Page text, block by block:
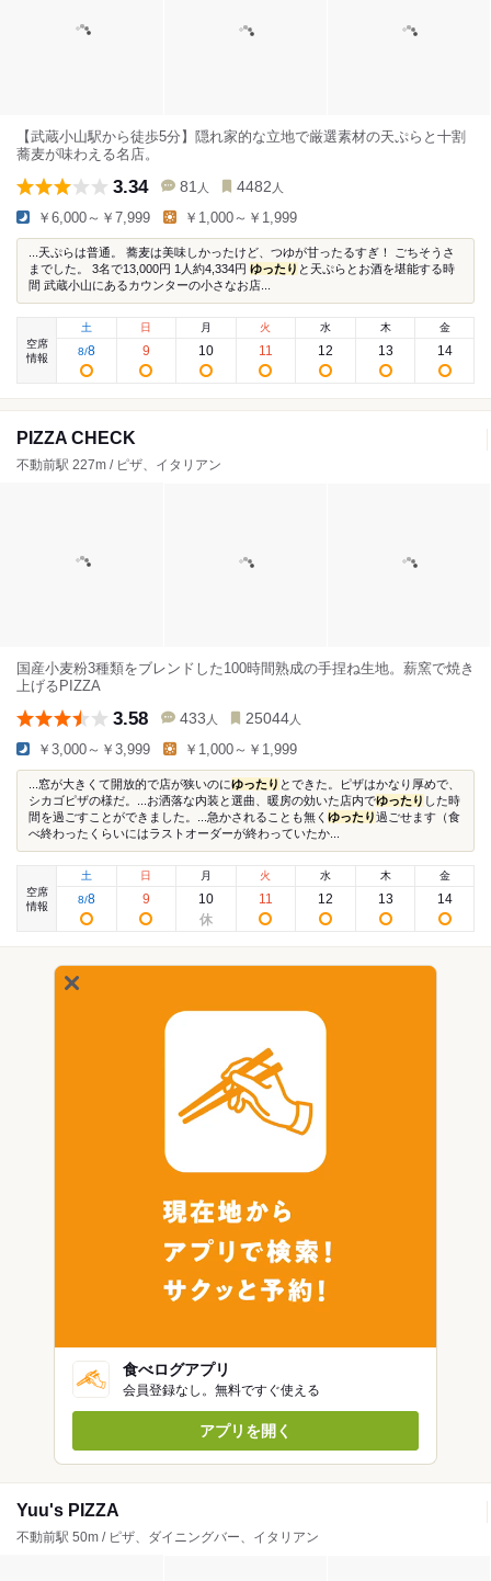
【武蔵小山駅から徒歩5分】隠れ家的な立地で厳選素材の天ぷらと十割
蕎麦が味わえる名店。
3.34 81 人 4482 人
￥6,000～￥7,999 ￥1,000～￥1,999
...天ぷらは普通。 蕎麦は美味しかったけど、つゆが甘ったるすぎ！ ごちそうさ
までした。 3名で13,000円 1人約4,334円 ゆったり と天ぷらとお酒を堪能する時
間 武蔵小山にあるカウンターの小さなお店...
空席
情報
土
8/8
日
9
月
10
火
11
水
12
木
13
金
14
PIZZA CHECK
不動前駅 227m / ピザ、イタリアン
国産小麦粉3種類をブレンドした100時間熟成の手捏ね生地。薪窯で焼き
上げるPIZZA
3.58 433 人 25044 人
￥3,000～￥3,999 ￥1,000～￥1,999
...窓が大きくて開放的で店が狭いのにゆったり とできた。ピザはかなり厚めで、
シカゴピザの様だ。...お洒落な内装と選曲、暖房の効いた店内でゆったり した時
間を過ごすことができました。...急かされることも無く ゆったり過ごせます（食
べ終わったくらいにはラストオーダーが終わっていたか...
空席
情報
土
8/8
日
9
月
10
火
11
水
12
木
13
金
14
食べログアプリ
会員登録なし。無料ですぐ使える
アプリを開く
Yuu's PIZZA
不動前駅 50m / ピザ、ダイニングバー、イタリアン